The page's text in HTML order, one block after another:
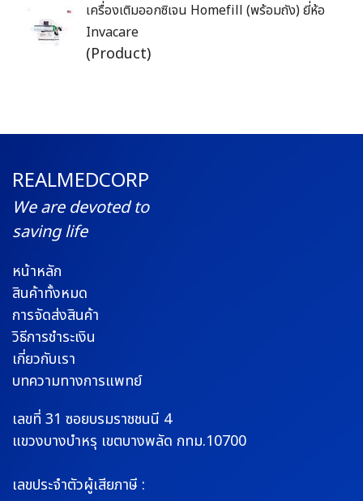
เครื่องเติมออกซิเจน Homefill (พร้อมถัง) ยี่ห้อ
Invacare
(Product)
REALMEDCORP
We are devoted to
saving life
หน้าหลัก
สินค้าทั้งหมด
การจัดส่งสินค้า
วิธีการชำระเงิน
เกี่ยวกับเรา
บทความทางการแพทย์
เลขที่ 31 ซอยบรมราชชนนี 4
แขวงบางบำหรุ เขตบางพลัด กทม.10700
เลขประจำตัวผู้เสียภาษี :